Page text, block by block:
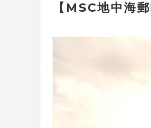
【MSC地中海